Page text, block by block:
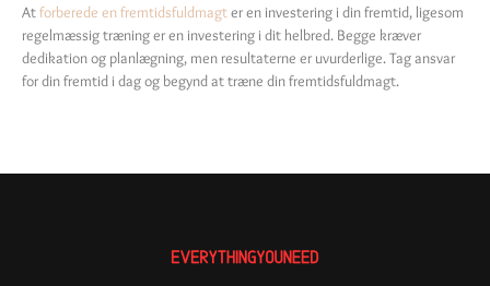
Atforberede en fremtidsfuldmagter en investering i din fremtid, ligesom
regelmæssig træning er en investering i dit helbred. Begge kræver
dedikation og planlægning, men resultaterne er uvurderlige. Tag ansvar
for din fremtid i dag og begynd at træne din fremtidsfuldmagt.